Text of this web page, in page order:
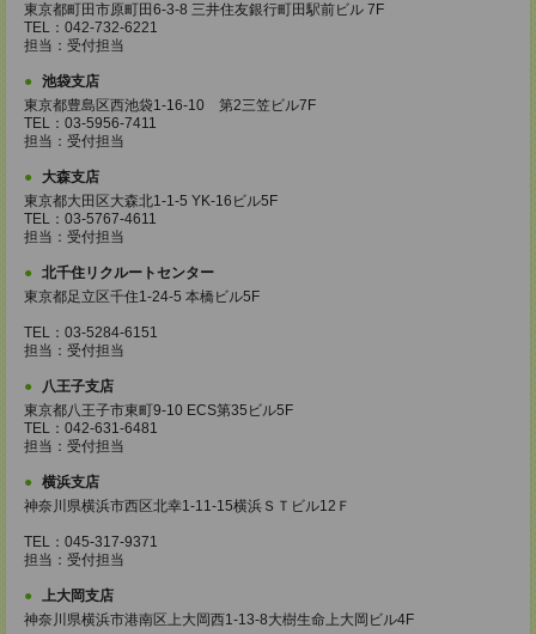
東京都町田市原町田6-3-8 三井住友銀行町田駅前ビル 7F
TEL：042-732-6221
担当：受付担当
池袋支店
東京都豊島区西池袋1-16-10 第2三笠ビル7F
TEL：03-5956-7411
担当：受付担当
大森支店
東京都大田区大森北1-1-5 YK-16ビル5F
TEL：03-5767-4611
担当：受付担当
北千住リクルートセンター
東京都足立区千住1-24-5 本橋ビル5F
TEL：03-5284-6151
担当：受付担当
八王子支店
東京都八王子市東町9-10 ECS第35ビル5F
TEL：042-631-6481
担当：受付担当
横浜支店
神奈川県横浜市西区北幸1-11-15横浜ＳＴビル12Ｆ
TEL：045-317-9371
担当：受付担当
上大岡支店
神奈川県横浜市港南区上大岡西1-13-8大樹生命上大岡ビル4F